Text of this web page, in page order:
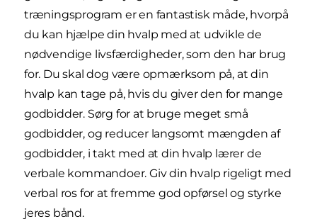
træningsprogram er en fantastisk måde, hvorpå
du kan hjælpe din hvalp med at udvikle de
nødvendige livsfærdigheder, som den har brug
for. Du skal dog være opmærksom på, at din
hvalp kan tage på, hvis du giver den for mange
godbidder. Sørg for at bruge meget små
godbidder, og reducer langsomt mængden af
godbidder, i takt med at din hvalp lærer de
verbale kommandoer. Giv din hvalp rigeligt med
verbal ros for at fremme god opførsel og styrke
jeres bånd.